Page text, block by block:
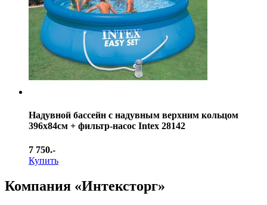
Надувной бассейн с надувным верхним кольцом
396х84см + фильтр-насос Intex 28142
7 750.-
Купить
Компания «Интексторг»